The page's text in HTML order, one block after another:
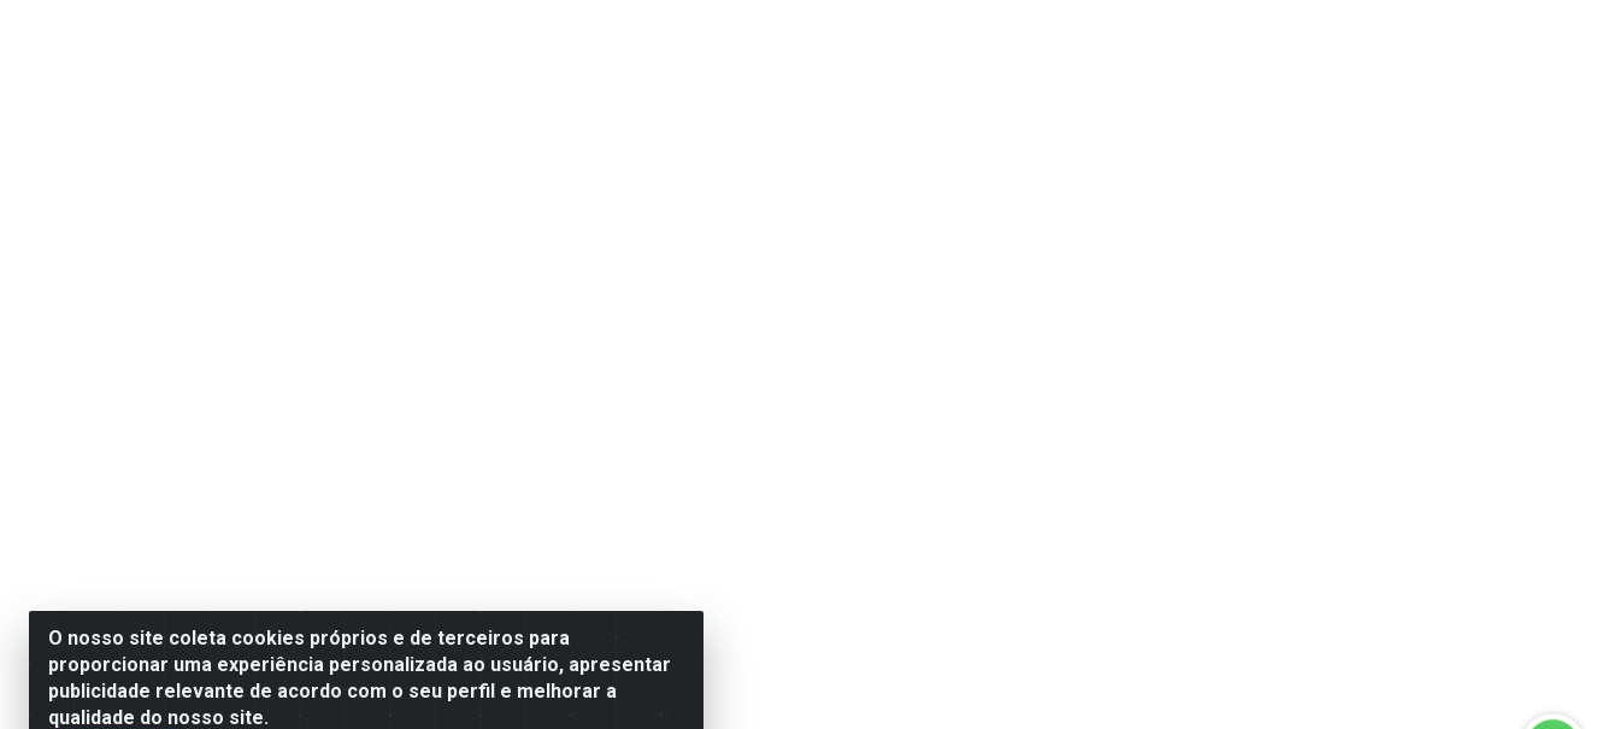
O nosso site coleta cookies próprios e de terceiros para
proporcionar uma experiência personalizada ao usuário, apresentar
publicidade relevante de acordo com o seu perfil e melhorar a
qualidade do nosso site.